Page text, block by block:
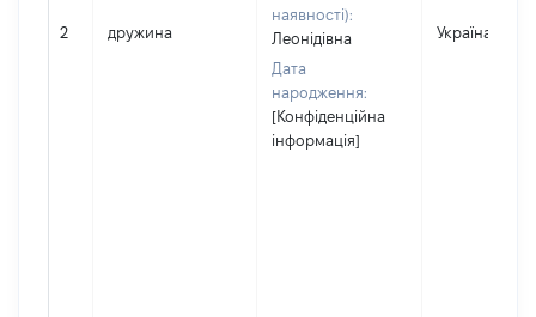
2 дружина
наявності):
Леонідівна
Дата
народження:
[Конфіденційна
інформація]
Україна